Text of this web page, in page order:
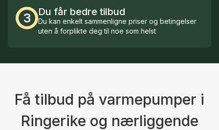
3 Du får bedre tilbud
Du kan enkelt sammenligne priser og betingelser
uten å forplikte deg til noe som helst
Få tilbud på varmepumper i
Ringerike og nærliggende